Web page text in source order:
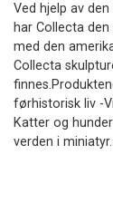
Ved hjelp av
har Collecta
med den
Collecta
førhistorisk liv -
Katter og
verden i